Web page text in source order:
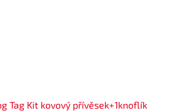
Tag Kit kovový přívěsek+1knoflík